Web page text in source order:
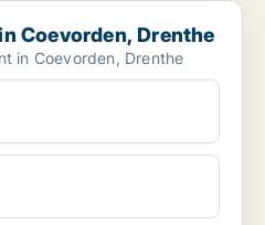
Drenthe
Coevorden, Drenthe
in Coevorden, Drenthe